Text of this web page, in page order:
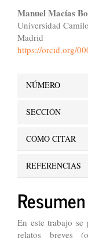
principal
del
artículo
Manuel Macías
Universidad
Madrid
https://orcid.org/
Detalles
del
artículo
NÚMERO
SECCIÓN
CÓMO CITAR
REFERENCIAS
Resumen
En este trabajo se
relatos breves